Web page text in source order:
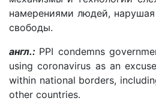
намерениями людей,
свободы.
англ.: PPI condemns
using coronavirus as an
within national borders,
other countries.